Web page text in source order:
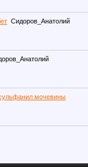
Сидоров_Анатолий
мочевины